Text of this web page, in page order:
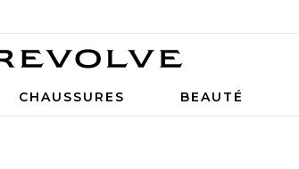
CHAUSSURES BEAUTÉ